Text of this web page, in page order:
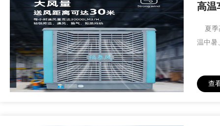
高温
夏季
温中暑
查